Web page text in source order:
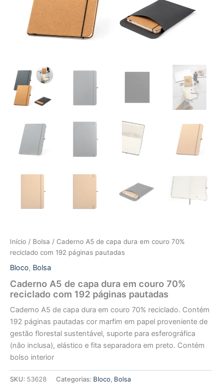
Início / Bolsa / Caderno A5 de capa dura em couro 70%
reciclado com 192 páginas pautadas
Bloco, Bolsa
Caderno A5 de capa dura em couro 70%
reciclado com 192 páginas pautadas
Caderno A5 de capa dura em couro 70% reciclado. Contém
192 páginas pautadas cor marfim em papel proveniente de
gestão florestal sustentável, suporte para esferográfica
(não inclusa), elástico e fita separadora em preto. Contém
bolso interior
SKU: 53628 Categorias: Bloco, Bolsa